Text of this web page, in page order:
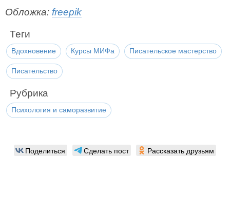
Обложка: freepik
Теги
Вдохновение Курсы МИФа Писательское мастерство
Писательство
Рубрика
Психология и саморазвитие
Поделиться Сделать пост Рассказать друзьям